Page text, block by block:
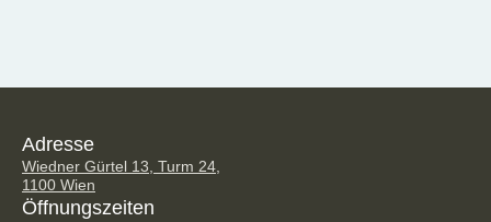
Adresse
Wiedner Gürtel 13, Turm 24,
1100 Wien
Öffnungszeiten